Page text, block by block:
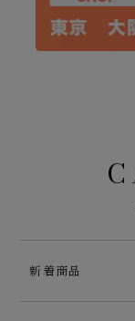
新着商品